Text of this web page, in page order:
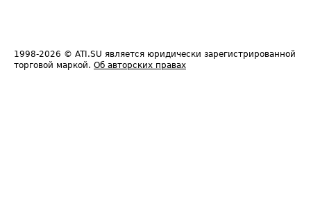
1998-2026 © ATI.SU является юридически зарегистрированной
торговой маркой. Об авторских правах